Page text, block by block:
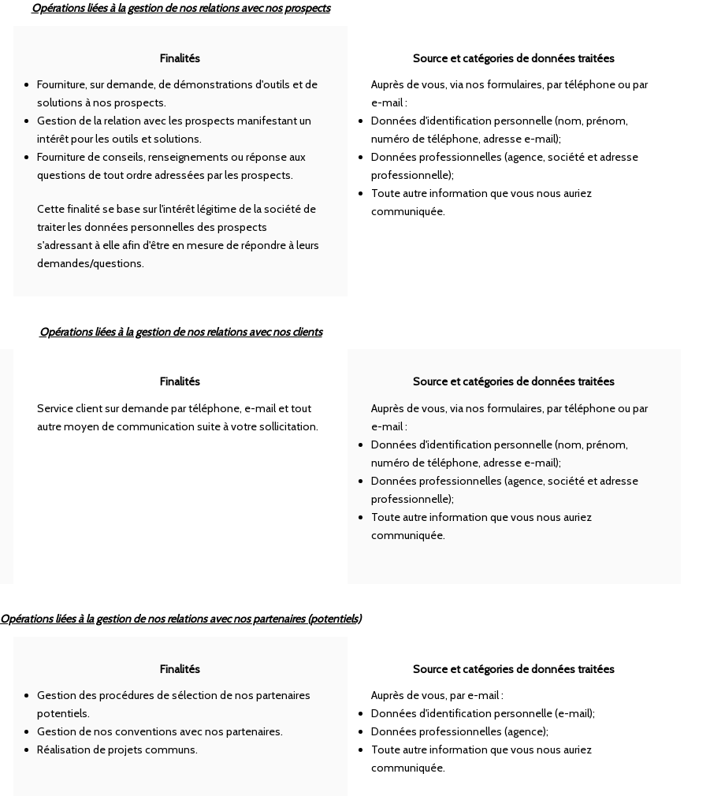
Opérations liées à la gestion de nos relations avec nos prospects
Finalités
Fourniture, sur demande, de démonstrations d'outils et de
solutions à nos prospects.
Gestion de la relation avec les prospects manifestant un
intérêt pour les outils et solutions.
Fourniture de conseils, renseignements ou réponse aux
questions de tout ordre adressées par les prospects.
Cette finalité se base sur l'intérêt légitime de la société de
traiter les données personnelles des prospects
s'adressant à elle afin d'être en mesure de répondre à leurs
demandes/questions.
Source et catégories de données traitées
Auprès de vous, via nos formulaires, par téléphone ou par
e-mail :
Données d'identification personnelle (nom, prénom,
numéro de téléphone, adresse e-mail);
Données professionnelles (agence, société et adresse
professionnelle);
Toute autre information que vous nous auriez
communiquée.
Opérations liées à la gestion de nos relations avec nos clients
Finalités
Service client sur demande par téléphone, e-mail et tout
autre moyen de communication suite à votre sollicitation.
Source et catégories de données traitées
Auprès de vous, via nos formulaires, par téléphone ou par
e-mail :
Données d'identification personnelle (nom, prénom,
numéro de téléphone, adresse e-mail);
Données professionnelles (agence, société et adresse
professionnelle);
Toute autre information que vous nous auriez
communiquée.
Opérations liées à la gestion de nos relations avec nos partenaires (potentiels)
Finalités
Gestion des procédures de sélection de nos partenaires
potentiels.
Gestion de nos conventions avec nos partenaires.
Réalisation de projets communs.
Source et catégories de données traitées
Auprès de vous, par e-mail :
Données d'identification personnelle (e-mail);
Données professionnelles (agence);
Toute autre information que vous nous auriez
communiquée.